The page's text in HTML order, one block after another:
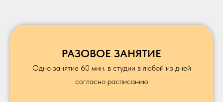
РАЗОВОЕ ЗАНЯТИЕ
Одно занятие 60 мин. в студии в любой из дней
согласно расписанию